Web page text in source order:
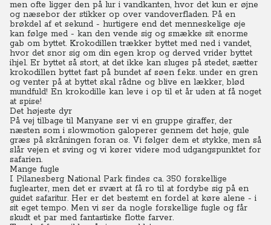
men ofte ligger den på lur i vandkanten, hvor det kun er øjne
og næsebor der stikker op over vandoverfladen. På en
brøkdel af et sekund - hurtigere end det menneskelige øje
kan følge med - kan den vende sig og smække sit enorme
gab om byttet. Krokodillen trækker byttet med ned i vandet,
hvor det snor sig om din egen krop og derved vrider byttet
ihjel. Er byttet så stort, at det ikke kan sluges på stedet, sætter
krokodillen byttet fast på bundet af søen f.eks. under en gren
og venter på at byttet skal rådne og blive en lækker, blød
mundfuld! En krokodille kan leve i op til et år uden at få noget
at spise!
Det højeste dyr
På vej tilbage til Manyane ser vi en gruppe giraffer, der
næsten som i slowmotion galoperer gennem det høje, gule
græs på skråningen foran os. Vi følger dem et stykke, men så
slår vejen et sving og vi kører videre mod udgangspunktet for
safarien.
Mange fugle
I Pilanesberg National Park findes ca. 350 forskellige
fuglearter, men det er svært at få ro til at fordybe sig på en
guidet safaritur. Her er det bestemt en fordel at køre alene - i
sit eget tempo. Men vi ser da nogle forskellige fugle og får
skudt et par med fantastiske flotte farver.